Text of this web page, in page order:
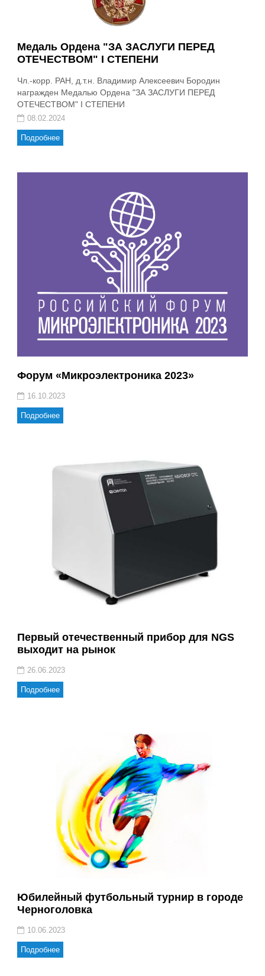
Медаль Ордена "ЗА ЗАСЛУГИ ПЕРЕД
ОТЕЧЕСТВОМ" I СТЕПЕНИ
Чл.-корр. РАН, д.т.н. Владимир Алексеевич Бородин
награжден Медалью Ордена "ЗА ЗАСЛУГИ ПЕРЕД
ОТЕЧЕСТВОМ" I СТЕПЕНИ
08.02.2024
Подробнее
Форум «Микроэлектроника 2023»
16.10.2023
Подробнее
Первый отечественный прибор для NGS
выходит на рынок
26.06.2023
Подробнее
Юбилейный футбольный турнир в городе
Черноголовка
10.06.2023
Подробнее